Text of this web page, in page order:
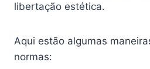
libertação estética.
Aqui estão algumas
normas: